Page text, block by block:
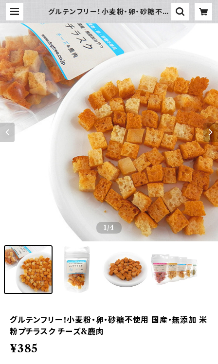
グルテンフリー！小麦粉・卵・砂糖不使
ズ&鹿肉 | hundehütte
1/4
グルテンフリー！小麦粉・卵・砂糖不使用 国産・無添加 米
粉プチラスク チーズ&鹿肉
¥385